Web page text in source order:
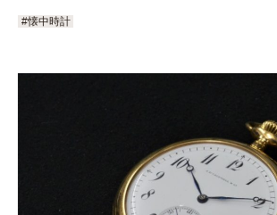
#懐中時計